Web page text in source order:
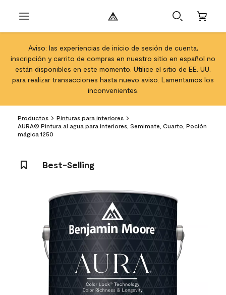
Aviso: las experiencias de inicio de sesión de cuenta,
inscripción y carrito de compras en nuestro sitio en español no
están disponibles en este momento. Utilice el sitio de EE. UU.
para realizar transacciones hasta nuevo aviso. Lamentamos los
inconvenientes.
Productos
Pinturas para interiores
AURA® Pintura al agua para interiores, Semimate, Cuarto, Poción
mágica 1250
Best-Selling